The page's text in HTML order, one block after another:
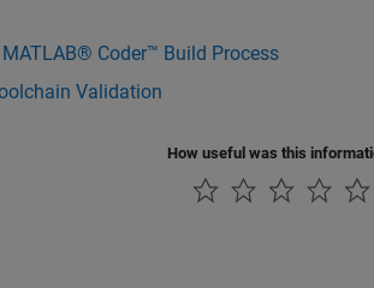
Coder™ Build Process
Validation
How useful was this